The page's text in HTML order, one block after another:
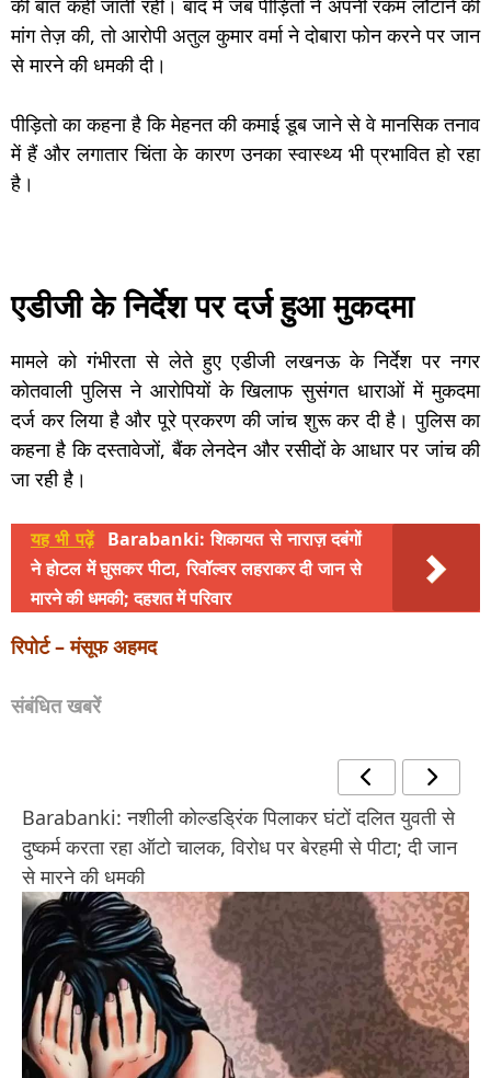
की बात कही जाती रही। बाद में जब पीड़ितों ने अपनी रकम लौटाने की
मांग तेज़ की, तो आरोपी अतुल कुमार वर्मा ने दोबारा फोन करने पर जान
से मारने की धमकी दी।
पीड़ितो का कहना है कि मेहनत की कमाई डूब जाने से वे मानसिक तनाव
में हैं और लगातार चिंता के कारण उनका स्वास्थ्य भी प्रभावित हो रहा
है।
एडीजी के निर्देश पर दर्ज हुआ मुकदमा
मामले को गंभीरता से लेते हुए एडीजी लखनऊ के निर्देश पर नगर
कोतवाली पुलिस ने आरोपियों के खिलाफ सुसंगत धाराओं में मुकदमा
दर्ज कर लिया है और पूरे प्रकरण की जांच शुरू कर दी है। पुलिस का
कहना है कि दस्तावेजों, बैंक लेनदेन और रसीदों के आधार पर जांच की
जा रही है।
यह भी पढ़ें
Barabanki: शिकायत से नाराज़ दबंगों
ने होटल में घुसकर पीटा, रिवॉल्वर लहराकर दी जान से
मारने की धमकी; दहशत में परिवार
रिपोर्ट – मंसूफ अहमद
संबंधित खबरें
Barabanki: नशीली कोल्डड्रिंक पिलाकर घंटों दलित युवती से
दुष्कर्म करता रहा ऑटो चालक, विरोध पर बेरहमी से पीटा; दी जान
से मारने की धमकी